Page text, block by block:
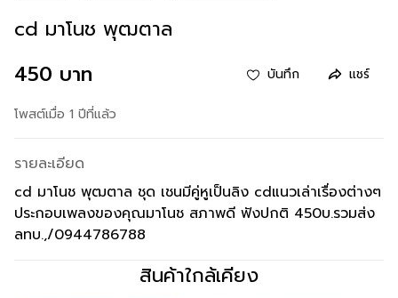
cd มาโนช พุฒตาล
450 บาท
บันทึก แชร์
โพสต์เมื่อ 1 ปีที่แล้ว
รายละเอียด
cd มาโนช พุฒตาล ชุด เชนมีคู่หูเป็นลิง cdแนวเล่าเรื่องต่างๆ
ประกอบเพลงของคุณมาโนช สภาพดี ฟังปกติ 450บ.รวมส่ง
ลทบ.,/0944786788
สินค้าใกล้เคียง